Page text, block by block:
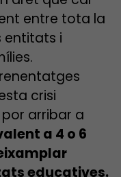
entre tota la
entitats i
crisi
arribar a
a 4 o 6
educatives.